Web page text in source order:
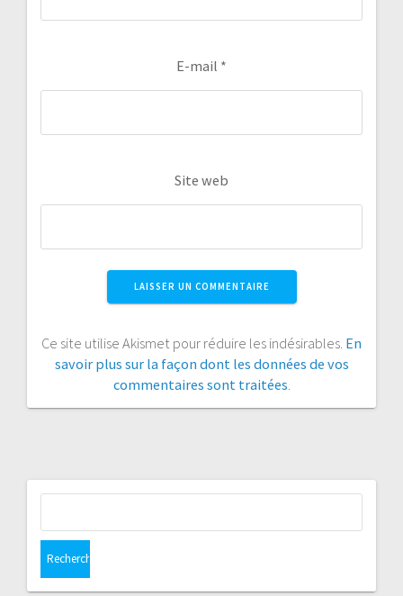
E-mail *
Site web
Ce site utilise Akismet pour réduire les indésirables. En
savoir plus sur la façon dont les données de vos
commentaires sont traitées